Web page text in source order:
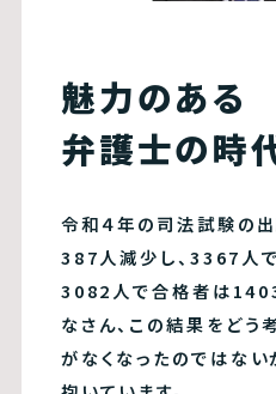
魅力のある
弁護士の時
令和４年の司法試験の
387人減少し、3367人
3082人で合格者は1403
なさん、この結果をどう
がなくなったのではない